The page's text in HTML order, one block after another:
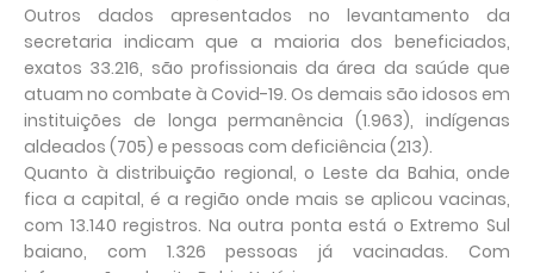
Outros dados apresentados no levantamento da
secretaria indicam que a maioria dos beneficiados,
exatos 33.216, são profissionais da área da saúde que
atuam no combate à Covid-19. Os demais são idosos em
instituições de longa permanência (1.963), indígenas
aldeados (705) e pessoas com deficiência (213).
Quanto à distribuição regional, o Leste da Bahia, onde
fica a capital, é a região onde mais se aplicou vacinas,
com 13.140 registros. Na outra ponta está o Extremo Sul
baiano, com 1.326 pessoas já vacinadas. Com